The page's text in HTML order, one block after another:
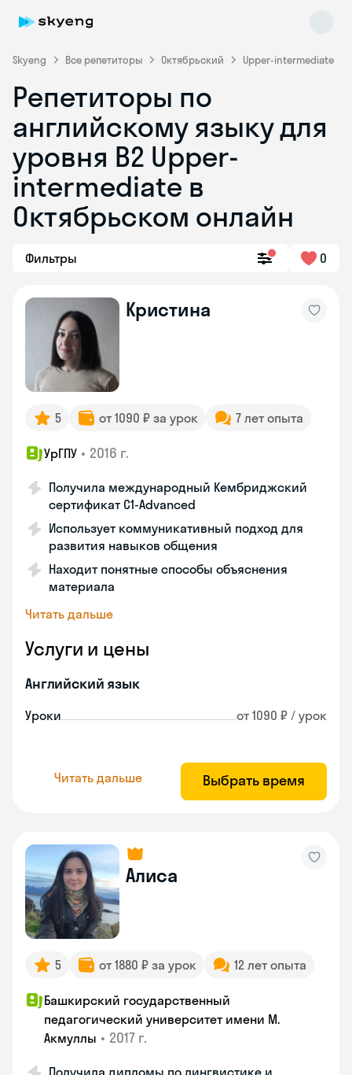
Skyeng Все репетиторы Октябрьский Upper-intermediate
Репетиторы по
английскому языку для
уровня B2 Upper-
intermediate в
Октябрьском онлайн
Фильтры 0
Кристина
5 от 1090 ₽ за урок 7 лет опыта
УрГПУ • 2016 г.
Получила международный Кембриджский
сертификат С1-Advanced
Использует коммуникативный подход для
развития навыков общения
Находит понятные способы объяснения
материала
Читать дальше
Услуги и цены
Английский язык
Уроки от 1090 ₽ / урок
Читать дальше Выбрать время
Алиса
5 от 1880 ₽ за урок 12 лет опыта
Башкирский государственный
педагогический университет имени М.
Акмуллы • 2017 г.
Получила дипломы по лингвистике и
Skyeng Chat
online